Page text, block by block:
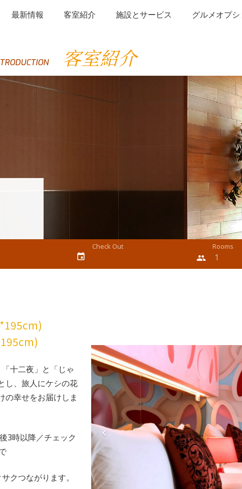
最新情報 客室紹介 施設とサービス グルメオプ
客室紹介
Check Out
event
Rooms
people
十二夜」と「じゃ
し、旅人にケシの花
の幸せをお届けしま
3時以降／チェック
クつながります。